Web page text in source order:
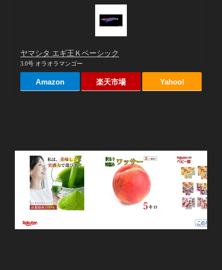
ヤマシタ エギ王Ｋベーシック
3.0号 オラオラマンゴー
Amazon 楽天市場 Yahoo!